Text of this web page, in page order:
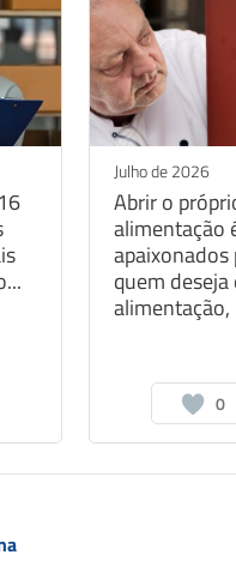
Julho de 2026
Abrir o
alimentação
quem
alimentação,
0